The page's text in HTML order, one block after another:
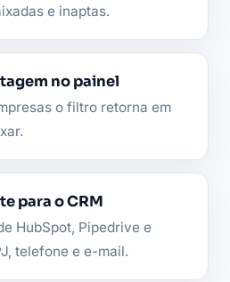
e inaptas.
no painel
o filtro retorna em
para o CRM
HubSpot, Pipedrive e
telefone e e-mail.